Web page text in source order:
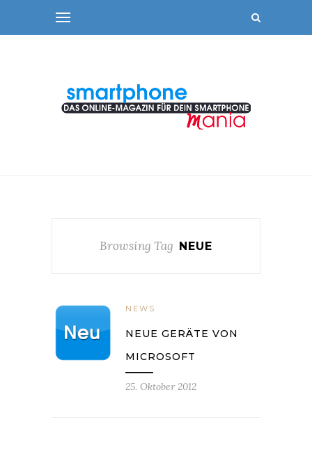
Browsing Tag NEUE
NEWS
NEUE GERÄTE VON
MICROSOFT
25. Oktober 2012